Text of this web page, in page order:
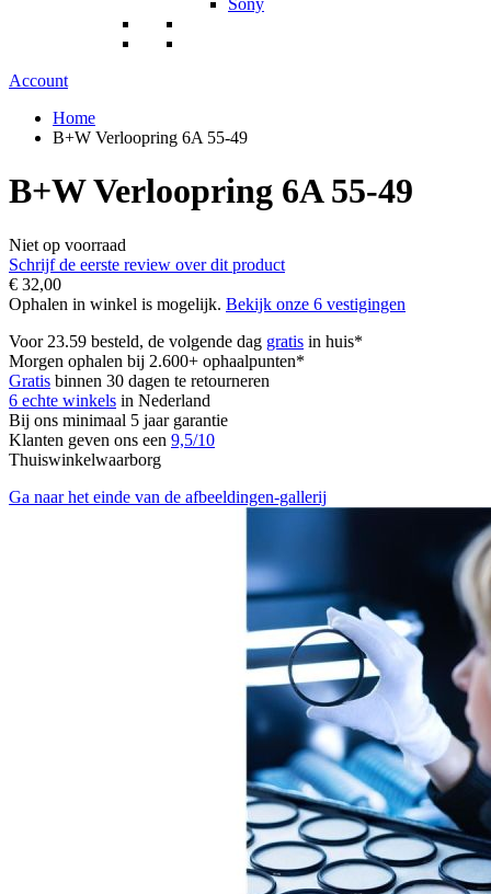
Sony
Account
Home
B+W Verloopring 6A 55-49
B+W Verloopring 6A 55-49
Niet op voorraad
Schrijf de eerste review over dit product
€ 32,00
Ophalen in winkel is mogelijk. Bekijk onze 6 vestigingen
Voor 23.59 besteld, de volgende dag gratis in huis*
Morgen ophalen bij 2.600+ ophaalpunten*
Gratis binnen 30 dagen te retourneren
6 echte winkels in Nederland
Bij ons minimaal 5 jaar garantie
Klanten geven ons een 9,5/10
Thuiswinkelwaarborg
Ga naar het einde van de afbeeldingen-gallerij